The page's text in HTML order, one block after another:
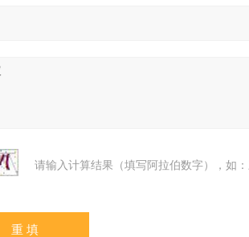
请输入计算结果（填写阿拉伯数字），如